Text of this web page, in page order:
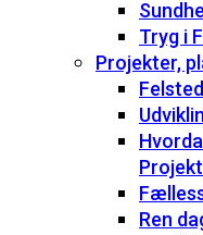
Tryg i
Projekter,
Ren